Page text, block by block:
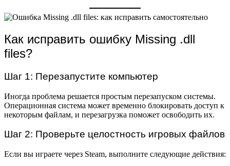
Как исправить ошибку Missing .dll
files?
Шаг 1: Перезапустите компьютер
Иногда проблема решается простым перезапуском системы.
Операционная система может временно блокировать доступ к
некоторым файлам, и перезагрузка поможет освободить их.
Шаг 2: Проверьте целостность игровых файлов
Если вы играете через Steam, выполните следующие действия: